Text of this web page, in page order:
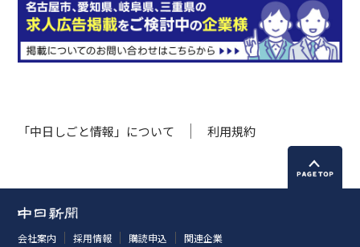
「中日しごと情報」について 利用規約
会社案内 採用情報 購読申込 関連企業